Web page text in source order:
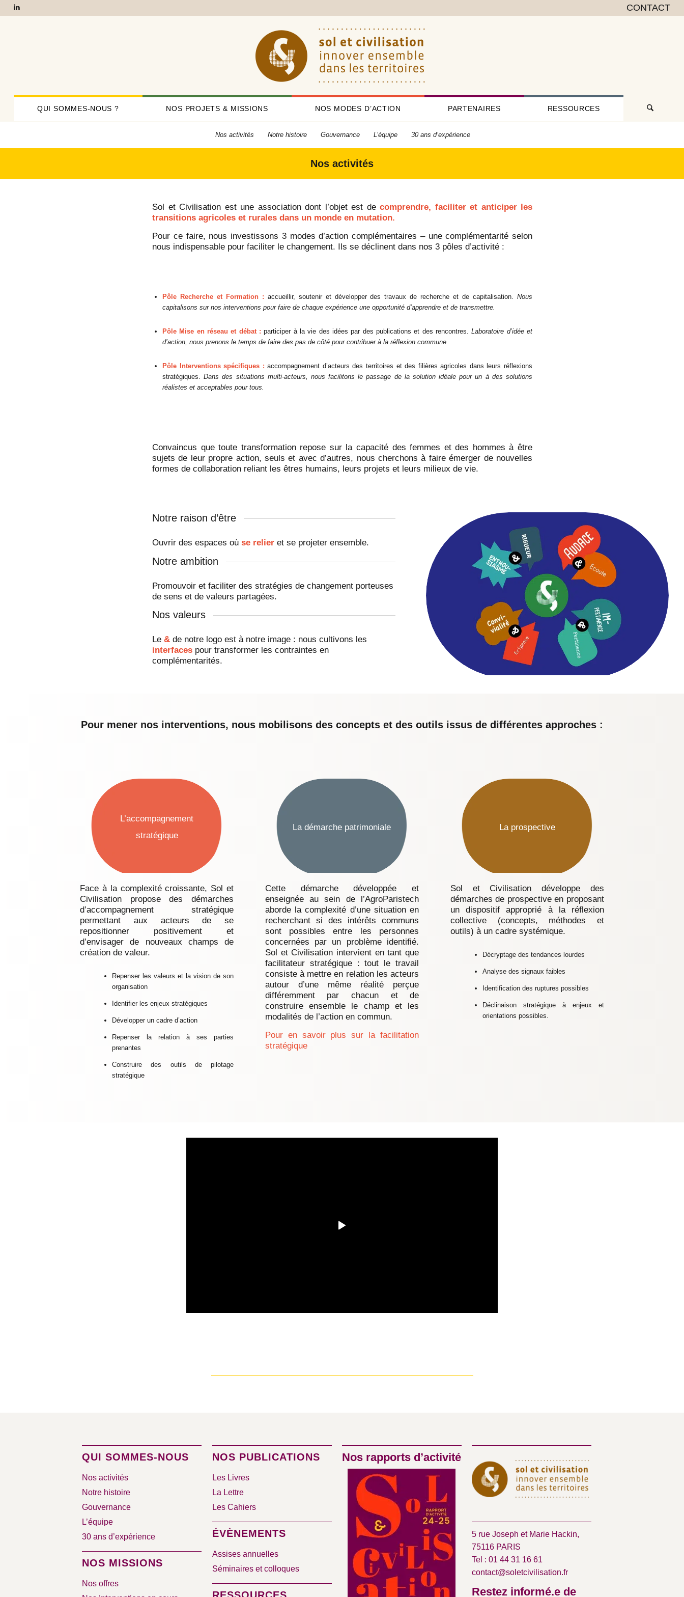
CONTACT
QUI SOMMES-NOUS ? NOS PROJETS & MISSIONS NOS MODES D’ACTION PARTENAIRES RESSOURCES
Nos activités Notre histoire Gouvernance L’équipe 30 ans d’expérience
Nos activités
Sol et Civilisation est une association dont l’objet est de comprendre, faciliter et anticiper les
transitions agricoles et rurales dans un monde en mutation.
Pour ce faire, nous investissons 3 modes d’action complémentaires – une complémentarité selon
nous indispensable pour faciliter le changement. Ils se déclinent dans nos 3 pôles d’activité :
Pôle Recherche et Formation : accueillir, soutenir et développer des travaux de recherche et de capitalisation. Nous
capitalisons sur nos interventions pour faire de chaque expérience une opportunité d’apprendre et de transmettre.
Pôle Mise en réseau et débat :participer à la vie des idées par des publications et des rencontres.Laboratoire d’idée et
d’action, nous prenons le temps de faire des pas de côté pour contribuer à la réflexion commune.
Pôle Interventions spécifiques : accompagnement d’acteurs des territoires et des filières agricoles dans leurs réflexions
stratégiques.Dans des situations multi-acteurs, nous facilitons le passage de la solution idéale pour un à des solutions
réalistes et acceptables pour tous.
Convaincus que toute transformation repose sur la capacité des femmes et des hommes à être
sujets de leur propre action, seuls et avec d’autres, nous cherchons à faire émerger de nouvelles
formes de collaboration reliant les êtres humains, leurs projets et leurs milieux de vie.
Notre raison d’être
Ouvrir des espaces où se relier et se projeter ensemble.
Notre ambition
Promouvoir et faciliter des stratégies de changement porteuses
de sens et de valeurs partagées.
Nos valeurs
Le & de notre logo est à notre image : nous cultivons les
interfaces pour transformer les contraintes en
complémentarités.
Pour mener nos interventions, nous mobilisons des concepts et des outils issus de différentes approches :
L’accompagnement
stratégique
Face à la complexité croissante, Sol et
Civilisation propose des démarches
d’accompagnement stratégique
permettant aux acteurs de se
repositionner positivement et
d’envisager de nouveaux champs de
création de valeur.
Repenser les valeurs et la vision de son
organisation
Identifier les enjeux stratégiques
Développer un cadre d’action
Repenser la relation à ses parties
prenantes
Construire des outils de pilotage
stratégique
La démarche patrimoniale
Cette démarche développée et
enseignée au sein de l’AgroParistech
aborde la complexité d’une situation en
recherchant si des intérêts communs
sont possibles entre les personnes
concernées par un problème identifié.
Sol et Civilisation intervient en tant que
facilitateur stratégique : tout le travail
consiste à mettre en relation les acteurs
autour d’une même réalité perçue
différemment par chacun et de
construire ensemble le champ et les
modalités de l’action en commun.
Pour en savoir plus sur la facilitation
stratégique
La prospective
Sol et Civilisation développe des
démarches de prospective en proposant
un dispositif approprié à la réflexion
collective (concepts, méthodes et
outils) à un cadre systémique.
Décryptage des tendances lourdes
Analyse des signaux faibles
Identification des ruptures possibles
Déclinaison stratégique à enjeux et
orientations possibles.
QUI SOMMES-NOUS
Nos activités
Notre histoire
Gouvernance
L’équipe
30 ans d’expérience
NOS MISSIONS
Nos offres
NOS PUBLICATIONS
Les Livres
La Lettre
Les Cahiers
ÉVÈNEMENTS
Assises annuelles
Séminaires et colloques
Nos rapports d’activité
5 rue Joseph et Marie Hackin,
75116 PARIS
Tel : 01 44 31 16 61
contact@soletcivilisation.fr
Restez informé.e de